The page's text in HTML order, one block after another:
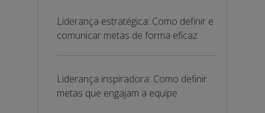
Liderança estratégica: Como definir e
comunicar metas de forma eficaz
Liderança inspiradora: Como definir
metas que engajam a equipe